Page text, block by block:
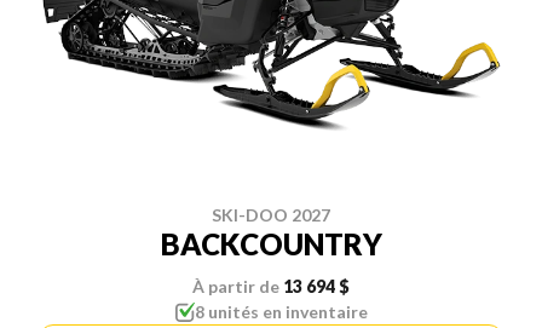
SKI-DOO 2027
BACKCOUNTRY
À partir de 13 694 $
8 unités en inventaire